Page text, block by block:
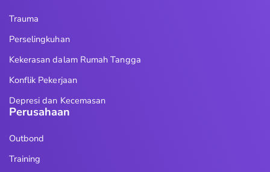
Trauma
Perselingkuhan
Kekerasan dalam Rumah Tangga
Konflik Pekerjaan
Depresi dan Kecemasan
Perusahaan
Outbond
Training